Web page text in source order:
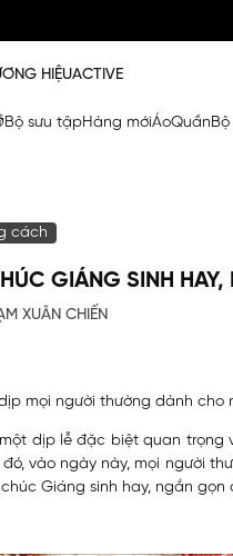
HIỆUACTIVE
Bộ sưu tậpHàng mớiÁoQuần
cách
GIÁNG SINH
XUÂN CHIẾN
mọi người thường dành
dịp lễ đặc biệt quan trọng
đó, vào ngày này, mọi người
Giáng sinh hay, ngắn gọn